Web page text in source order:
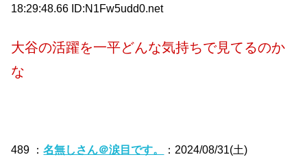
18:29:48.66 ID:N1Fw5udd0.net
大谷の活躍を一平どんな気持ちで見てるのか
な
489 ：名無しさん＠涙目です。
：2024/08/31(土)